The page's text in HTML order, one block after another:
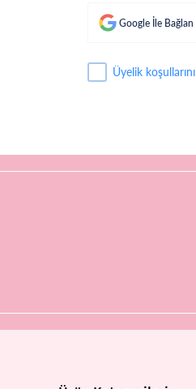
Google İle Bağlan
Üyelik koşullarını